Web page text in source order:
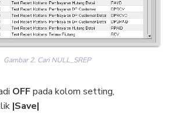
Gambar 2. Cari NULL_SREP
OFFpada kolom setting,
|Save|